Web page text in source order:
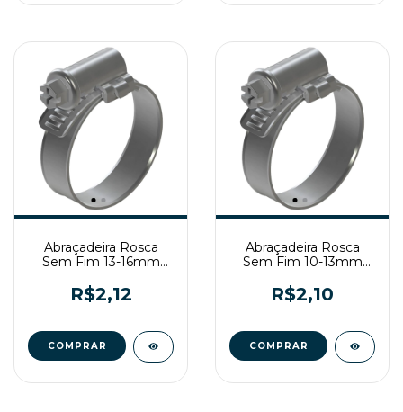
Abraçadeira Rosca
Sem Fim 13-16mm
R$2,12
Abraçadeira Rosca
Sem Fim 10-13mm
R$2,10